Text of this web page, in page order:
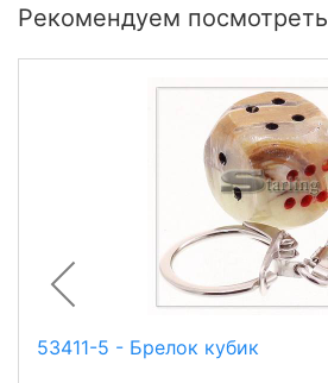
Рекомендуем посмотреть
53411-5 - Брелок кубик